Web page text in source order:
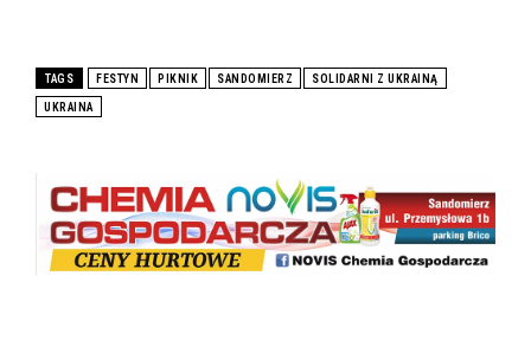
TAGS FESTYN PIKNIK SANDOMIERZ SOLIDARNI Z UKRAINĄ
UKRAINA